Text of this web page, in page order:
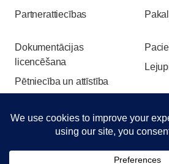
Partnerattiecības
Dokumentācijas
licencēšana
Pētniecība un attīstība